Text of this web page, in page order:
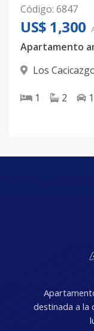
Código: 6847
US$ 1,300
Los
1 2 1
destinada a la